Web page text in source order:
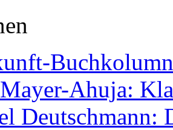
Ahuja:
Deutschmann: